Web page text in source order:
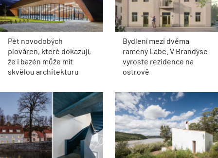
Pět novodobých
plováren, které dokazují,
že i bazén může mít
skvělou architekturu
Bydlení mezi dvěma
rameny Labe. V Brandýse
vyroste rezidence na
ostrově